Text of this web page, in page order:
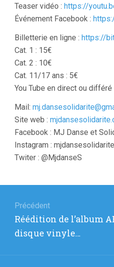
Teaser vidéo : https://
Événement Facebook :
Billetterie en ligne : https://
Cat. 1 : 15€
Cat. 2 : 10€
Cat. 11/17 ans : 5€
You Tube en direct ou
Mail:
Site web :
Facebook : MJ Danse et
Instagram : mjdansesolidarite
Twiter : @MjdanseS
de
l’article
Précédent
Article
précédent
Réédition de l’album
disque vinyle…